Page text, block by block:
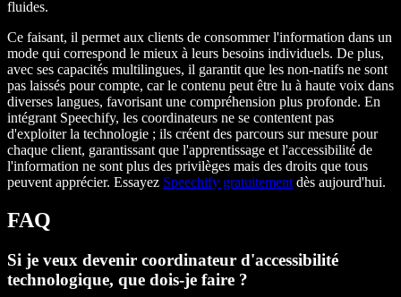
fluides.
Ce faisant, il permet aux clients de consommer l'information dans un
mode qui correspond le mieux à leurs besoins individuels. De plus,
avec ses capacités multilingues, il garantit que les non-natifs ne sont
pas laissés pour compte, car le contenu peut être lu à haute voix dans
diverses langues, favorisant une compréhension plus profonde. En
intégrant Speechify, les coordinateurs ne se contentent pas
d'exploiter la technologie ; ils créent des parcours sur mesure pour
chaque client, garantissant que l'apprentissage et l'accessibilité de
l'information ne sont plus des privilèges mais des droits que tous
peuvent apprécier. Essayez Speechify gratuitement dès aujourd'hui.
FAQ
Si je veux devenir coordinateur d'accessibilité
technologique, que dois-je faire ?